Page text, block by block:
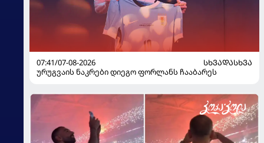
07:41/07-08-2026
ᲡᲮᲕᲐᲓᲐᲡᲮᲕᲐ
ურუგვაის ნაკრები დიეგო ფორლანს ჩააბარეს